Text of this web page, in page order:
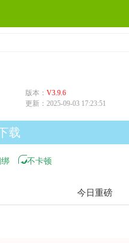
版本： V3.9.6
更新： 2025-09-03 17:23:51
载
不卡顿
今日重磅